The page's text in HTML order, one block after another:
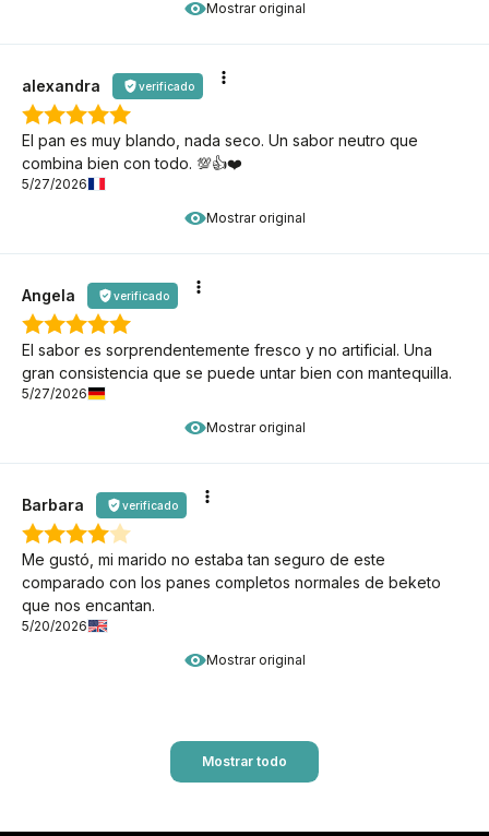
Mostrar original
Mostrar original
alexandra verificado
El pan es muy blando, nada seco. Un sabor neutro que
combina bien con todo. 💯👍️❤️
5/27/2026
Mostrar original
Angela verificado
El sabor es sorprendentemente fresco y no artificial. Una
gran consistencia que se puede untar bien con mantequilla.
5/27/2026
Mostrar original
Barbara verificado
Me gustó, mi marido no estaba tan seguro de este
comparado con los panes completos normales de beketo
que nos encantan.
5/20/2026
Mostrar todo